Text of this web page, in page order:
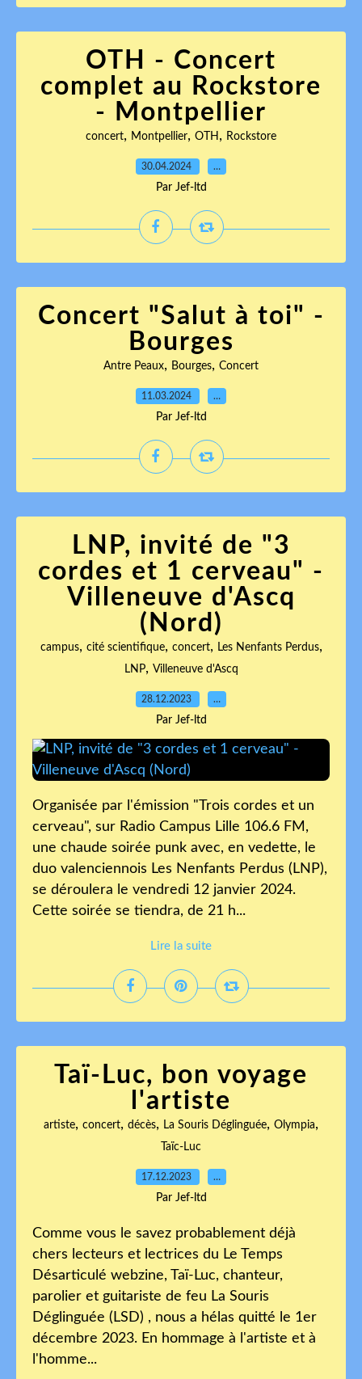
OTH - Concert
complet au Rockstore
- Montpellier
concert, Montpellier, OTH , Rockstore
30.04.2024 …
Par Jef-ltd
Concert "Salut à toi" -
Bourges
Antre Peaux, Bourges, Concert
11.03.2024 …
Par Jef-ltd
LNP, invité de "3
cordes et 1 cerveau" -
Villeneuve d'Ascq
(Nord)
campus, cité scientifique, concert, Les Nenfants Perdus,
LNP, Villeneuve d'Ascq
28.12.2023 …
Par Jef-ltd
Organisée par l'émission "Trois cordes et un
cerveau", sur Radio Campus Lille 106.6 FM,
une chaude soirée punk avec, en vedette, le
duo valenciennois Les Nenfants Perdus (LNP),
se déroulera le vendredi 12 janvier 2024.
Cette soirée se tiendra, de 21 h...
Lire la suite
Taï-Luc, bon voyage
l'artiste
artiste, concert, décès, La Souris Déglinguée, Olympia,
Taïc-Luc
17.12.2023 …
Par Jef-ltd
Comme vous le savez probablement déjà
chers lecteurs et lectrices du Le Temps
Désarticulé webzine, Taï-Luc, chanteur,
parolier et guitariste de feu La Souris
Déglinguée (LSD) , nous a hélas quitté le 1er
décembre 2023. En hommage à l'artiste et à
l'homme...